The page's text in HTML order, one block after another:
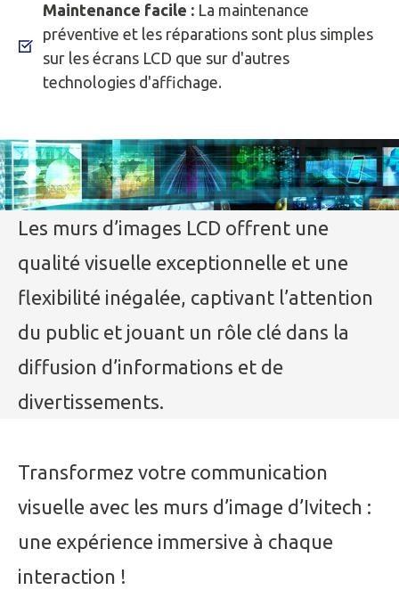
Maintenance facile : La maintenance
préventive et les réparations sont plus simples
sur les écrans LCD que sur d'autres
technologies d'affichage.
Les murs d’images LCD offrent une
qualité visuelle exceptionnelle et une
flexibilité inégalée, captivant l’attention
du public et jouant un rôle clé dans la
diffusion d’informations et de
divertissements.
Transformez votre communication
visuelle avec les murs d’image d’Ivitech :
une expérience immersive à chaque
interaction !